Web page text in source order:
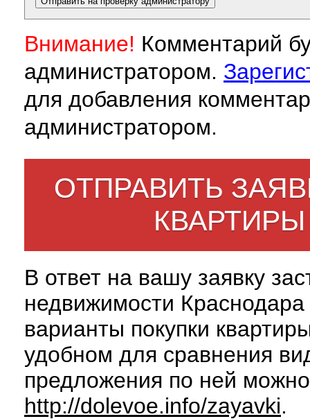
Внимание! Комментарий
администратором.
для добавления
администратором.
ОТПРАВИТЬ
В ответ на вашу заявку
недвижимости
варианты покупки
удобном для сравнения
предложения по ней
http://dolevoe.info/zayavki.